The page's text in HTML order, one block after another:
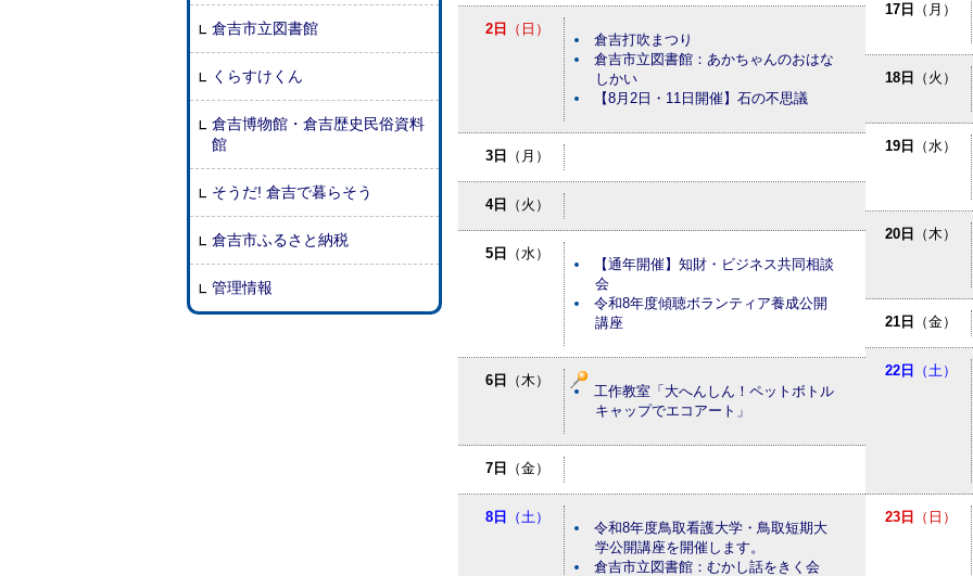
倉吉市立図書館
くらすけくん
倉吉博物館・倉吉歴史民俗資料
館
そうだ! 倉吉で暮らそう
倉吉市ふるさと納税
管理情報
2日 （日）
倉吉打吹まつり
倉吉市立図書館：あかちゃんのおはな
しかい
【8月2日・11日開催】石の不思議
3日 （月）
4日 （火）
5日 （水）
【通年開催】知財・ビジネス共同相談
会
令和8年度傾聴ボランティア養成公開
講座
6日 （木）
工作教室「大へんしん！ペットボトル
キャップでエコアート」
7日 （金）
8日 （土）
令和8年度鳥取看護大学・鳥取短期大
学公開講座を開催します。
倉吉市立図書館：むかし話をきく会
17日 （月）
18日 （火）
19日 （水）
20日 （木）
21日 （金）
22日 （土）
23日 （日）